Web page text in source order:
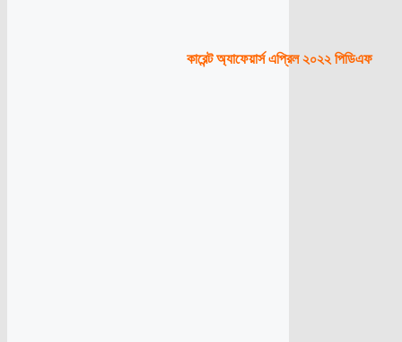
কারেন্ট অ্যাফেয়ার্স এপ্রিল ২০২২ পিডিএফ